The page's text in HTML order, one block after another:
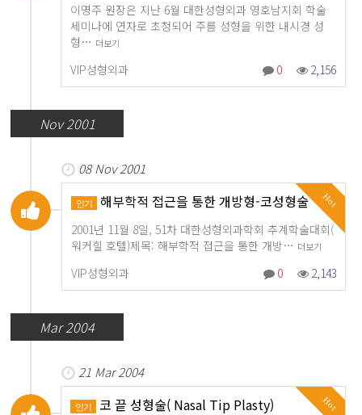
이명주 원장은 지난 6월 대한성형외과 영호남지회 학술
세미나에 연자로 초청되어 주름 성형을 위한 내시경 성
형… 더보기
VIP성형외과 0 2,156
Nov 2001
08 Nov 2001
Hot
인기 해부학적 접근을 통한 개방형-코성형술
2001년 11월 8일, 51차 대한성형외과학회 추계학술대회(
워커힐 호텔)제목: 해부학적 접근을 통한 개방… 더보기
VIP성형외과 0 2,143
Mar 2004
21 Mar 2004
Hot
인기 코 끝 성형술( Nasal Tip Plasty)